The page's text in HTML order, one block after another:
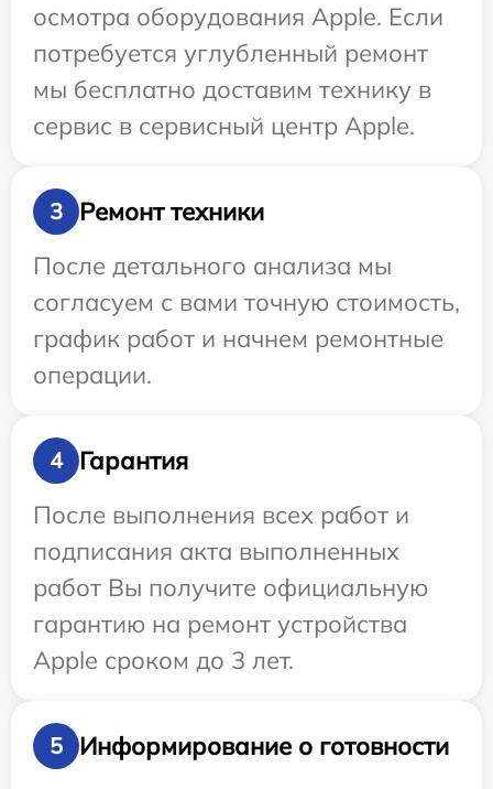
осмотра оборудования Apple. Если
потребуется углубленный ремонт
мы бесплатно доставим технику в
сервис в сервисный центр Apple.
3
Ремонт техники
После детального анализа мы
согласуем с вами точную стоимость,
график работ и начнем ремонтные
операции.
4
Гарантия
После выполнения всех работ и
подписания акта выполненных
работ Вы получите официальную
гарантию на ремонт устройства
Apple сроком до 3 лет.
5
Информирование о готовности